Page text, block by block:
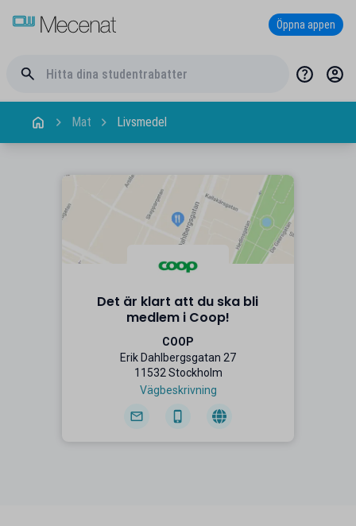
Öppna appen
Mat Livsmedel
Det är klart att du ska bli
medlem i Coop!
COOP
Erik Dahlbergsgatan 27
11532 Stockholm
Vägbeskrivning